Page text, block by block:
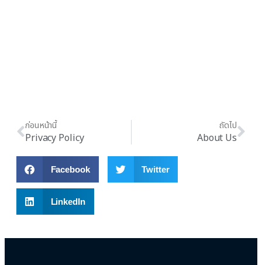
ก่อนหน้านี้
Privacy Policy
ถัดไป
About Us
Facebook Twitter
LinkedIn